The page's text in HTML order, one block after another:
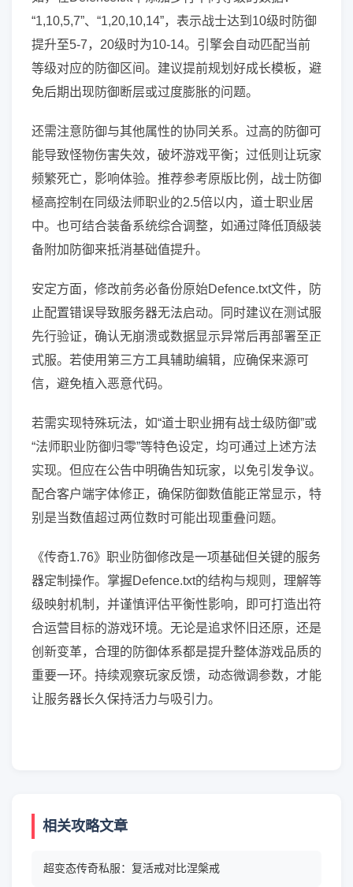
“1,10,5,7”、“1,20,10,14”，表示战士达到10级时防御
提升至5-7，20级时为10-14。引擎会自动匹配当前
等级对应的防御区间。建议提前规划好成长模板，避
免后期出现防御断层或过度膨胀的问题。
还需注意防御与其他属性的协同关系。过高的防御可
能导致怪物伤害失效，破坏游戏平衡；过低则让玩家
频繁死亡，影响体验。推荐参考原版比例，战士防御
極高控制在同级法师职业的2.5倍以内，道士职业居
中。也可结合装备系统综合调整，如通过降低頂級装
备附加防御来抵消基础值提升。
安定方面，修改前务必备份原始Defence.txt文件，防
止配置错误导致服务器无法启动。同时建议在测试服
先行验证，确认无崩溃或数据显示异常后再部署至正
式服。若使用第三方工具辅助编辑，应确保来源可
信，避免植入恶意代码。
若需实现特殊玩法，如“道士职业拥有战士级防御”或
“法师职业防御归零”等特色设定，均可通过上述方法
实现。但应在公告中明确告知玩家，以免引发争议。
配合客户端字体修正，确保防御数值能正常显示，特
别是当数值超过两位数时可能出现重叠问题。
《传奇1.76》职业防御修改是一项基础但关键的服务
器定制操作。掌握Defence.txt的结构与规则，理解等
级映射机制，并谨慎评估平衡性影响，即可打造出符
合运营目标的游戏环境。无论是追求怀旧还原，还是
创新变革，合理的防御体系都是提升整体游戏品质的
重要一环。持续观察玩家反馈，动态微调参数，才能
让服务器长久保持活力与吸引力。
相关攻略文章
超变态传奇私服：复活戒对比涅槃戒